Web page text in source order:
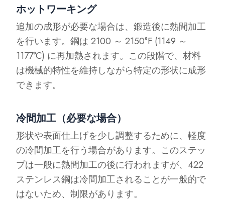
ホットワーキング
追加の成形が必要な場合は、鍛造後に熱間加工
を行います。鋼は 2100 ～ 2150°F (1149 ～
1177°C) に再加熱されます。この段階で、材料
は機械的特性を維持しながら特定の形状に成形
できます。
冷間加工（必要な場合）
形状や表面仕上げを少し調整するために、軽度
の冷間加工を行う場合があります。このステッ
プは一般に熱間加工の後に行われますが、422
ステンレス鋼は冷間加工されることが一般的で
はないため、制限があります。